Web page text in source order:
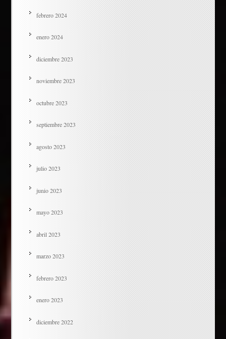
febrero 2024
enero 2024
diciembre 2023
noviembre 2023
octubre 2023
septiembre 2023
agosto 2023
julio 2023
junio 2023
mayo 2023
abril 2023
marzo 2023
febrero 2023
enero 2023
diciembre 2022